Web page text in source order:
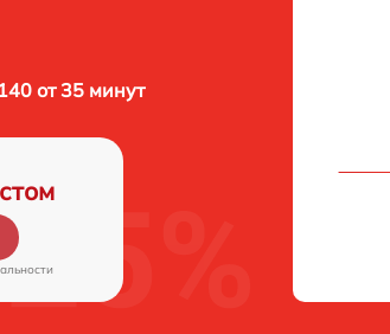
от 35 минут